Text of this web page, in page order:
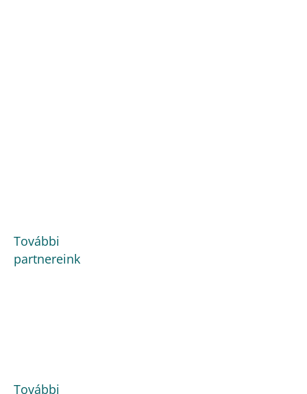
További
partnereink
További